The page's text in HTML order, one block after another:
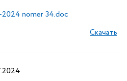
2024 nomer 34.doc
Скачать